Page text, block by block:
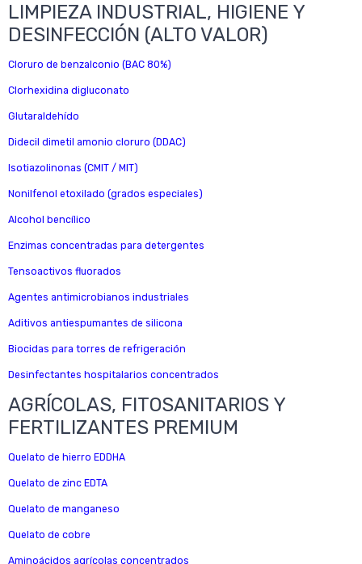
LIMPIEZA INDUSTRIAL, HIGIENE Y
DESINFECCIÓN (ALTO VALOR)
Cloruro de benzalconio (BAC 80%)
Clorhexidina digluconato
Glutaraldehído
Didecil dimetil amonio cloruro (DDAC)
Isotiazolinonas (CMIT / MIT)
Nonilfenol etoxilado (grados especiales)
Alcohol bencílico
Enzimas concentradas para detergentes
Tensoactivos fluorados
Agentes antimicrobianos industriales
Aditivos antiespumantes de silicona
Biocidas para torres de refrigeración
Desinfectantes hospitalarios concentrados
AGRÍCOLAS, FITOSANITARIOS Y
FERTILIZANTES PREMIUM
Quelato de hierro EDDHA
Quelato de zinc EDTA
Quelato de manganeso
Quelato de cobre
Aminoácidos agrícolas concentrados